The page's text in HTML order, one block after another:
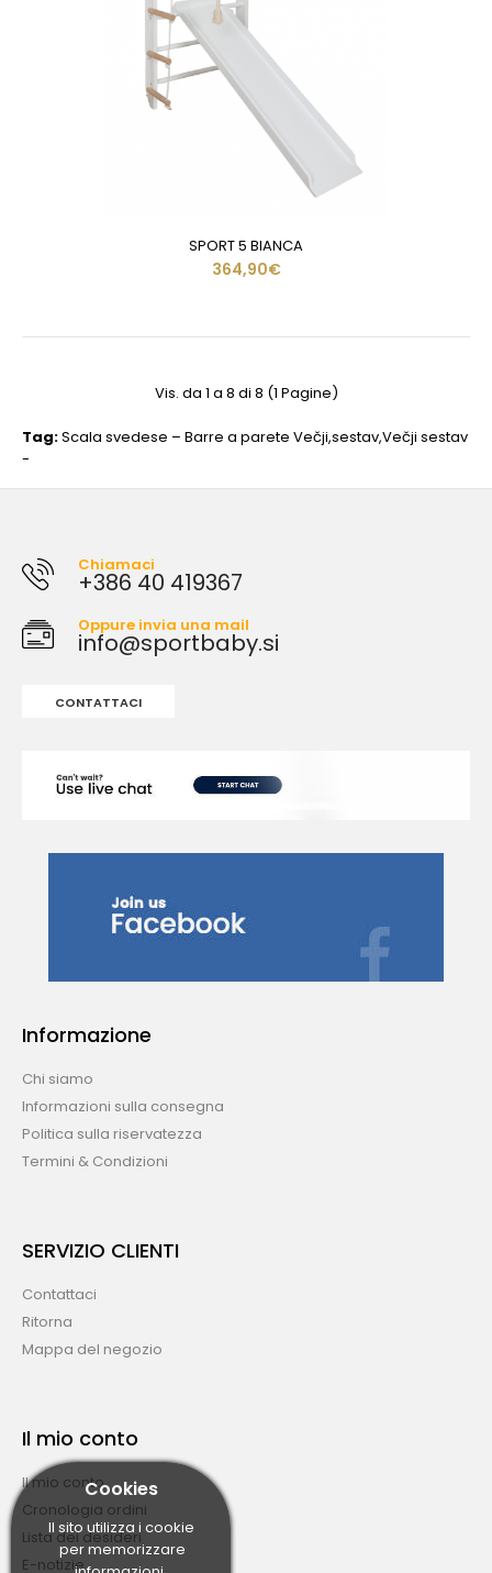
SPORT 5 BIANCA
364,90€
Vis. da 1 a 8 di 8 (1 Pagine)
Tag:Scala svedese – Barre a parete Večji,sestav,Večji sestav
-
Chiamaci
+386 40 419367
Oppure invia una mail
info@sportbaby.si
CONTATTACI
Informazione
Chi siamo
Informazioni sulla consegna
Politica sulla riservatezza
Termini & Condizioni
SERVIZIO CLIENTI
Contattaci
Ritorna
Mappa del negozio
Il mio conto
Il mio conto
Cronologia ordini
Lista dei desideri
E-notizie
Cookies
Il sito utilizza i cookie
per memorizzare